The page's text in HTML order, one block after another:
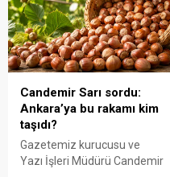
istedi. Karaibrahim,
sürdürülebilir üretim için
fiyat politikasının yeniden
değerlendirilmesi gerektiğini
söyledi.
Candemir Sarı sordu:
Ankara’ya bu rakamı kim
taşıdı?
Gazetemiz kurucusu ve
Yazı İşleri Müdürü Candemir